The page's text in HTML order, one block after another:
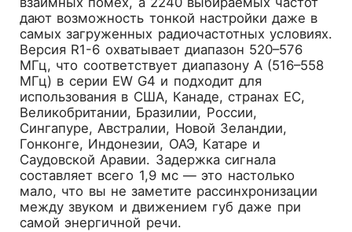
дают возможность тонкой настройки даже в
самых загруженных радиочастотных условиях.
Версия R1-6 охватывает диапазон 520–576
МГц, что соответствует диапазону A (516–558
МГц) в серии EW G4 и подходит для
использования в США, Канаде, странах ЕС,
Великобритании, Бразилии, России,
Сингапуре, Австралии, Новой Зеландии,
Гонконге, Индонезии, ОАЭ, Катаре и
Саудовской Аравии. Задержка сигнала
составляет всего 1,9 мс — это настолько
мало, что вы не заметите рассинхронизации
между звуком и движением губ даже при
самой энергичной речи.